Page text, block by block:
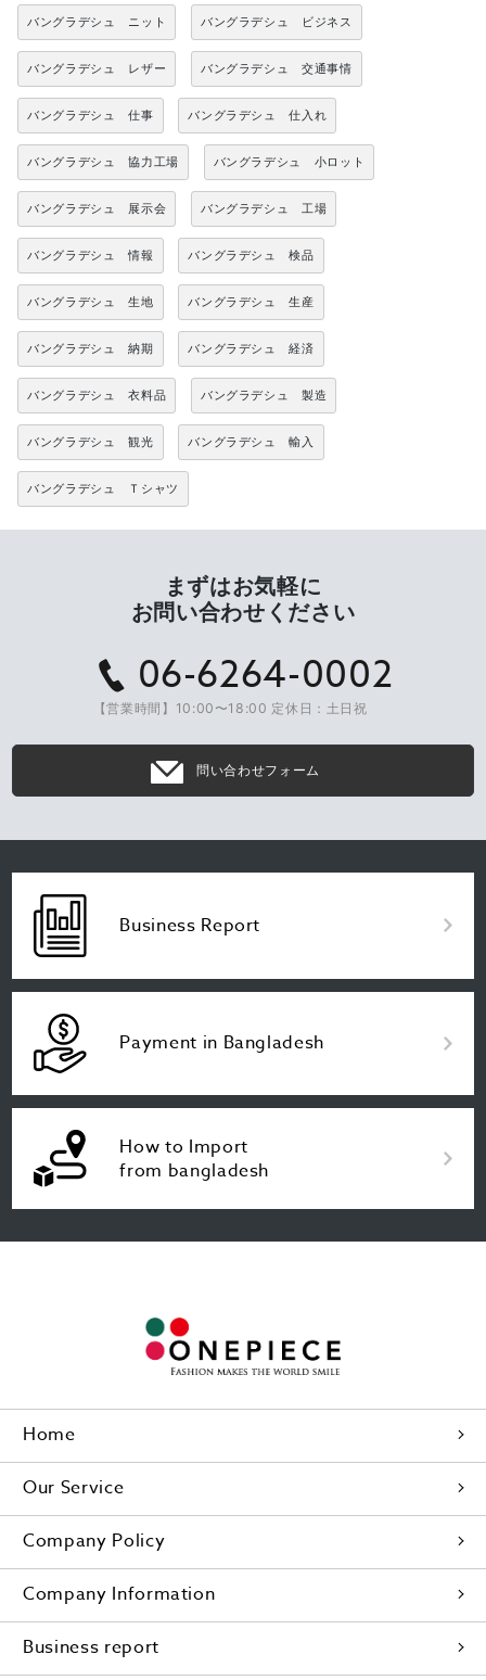
バングラデシュ ニット バングラデシュ ビジネス
バングラデシュ レザー バングラデシュ 交通事情
バングラデシュ 仕事 バングラデシュ 仕入れ
バングラデシュ 協力工場 バングラデシュ 小ロット
バングラデシュ 展示会 バングラデシュ 工場
バングラデシュ 情報 バングラデシュ 検品
バングラデシュ 生地 バングラデシュ 生産
バングラデシュ 納期 バングラデシュ 経済
バングラデシュ 衣料品 バングラデシュ 製造
バングラデシュ 観光 バングラデシュ 輸入
バングラデシュ Ｔシャツ
まずはお気軽に
お問い合わせください
06-6264-0002
【営業時間】10:00〜18:00 定休日：土日祝
問い合わせフォーム
Business Report
Payment in Bangladesh
How to Import
from bangladesh
Home
Our Service
Company Policy
Company Information
Business report